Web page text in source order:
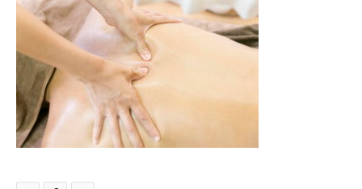
スタッフ紹介
接骨院情報
お問い合わせ